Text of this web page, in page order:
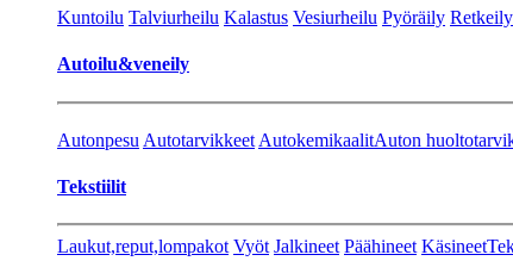
Kuntoilu Talviurheilu Kalastus Vesiurheilu Pyöräily Retkeily
Autoilu&veneily
Autonpesu Autotarvikkeet AutokemikaalitAuton
Tekstiilit
Laukut,reput,lompakot Vyöt Jalkineet Päähineet Käsineet